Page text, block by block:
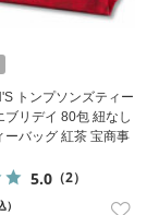
トンプソンズティー
ブリデイ 80包 紐なし
ーバッグ 紅茶 宝商事
5.0（2）
）